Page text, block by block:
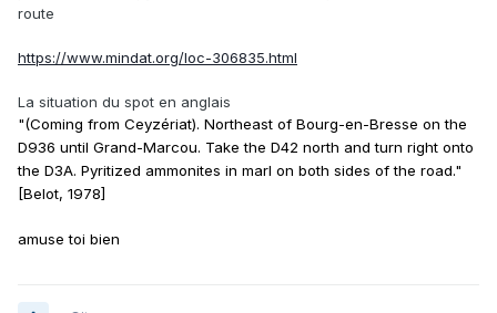
route
https://www.mindat.org/loc-306835.html
La situation du spot en anglais
"(Coming from Ceyzériat). Northeast of Bourg-en-Bresse on the
D936 until Grand-Marcou. Take the D42 north and turn right onto
the D3A. Pyritized ammonites in marl on both sides of the road."
[Belot, 1978]
amuse toi bien